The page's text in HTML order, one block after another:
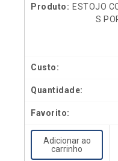
ESTOJO
S
Adicionar ao
carrinho